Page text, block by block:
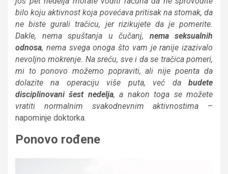
bilo koju aktivnost koja povećava pritisak na stomak, da
ne biste gurali tračicu, jer rizikujete da je pomerite.
Dakle, nema spuštanja u čučanj, nema seksualnih
odnosa, nema svega onoga što vam je ranije izazivalo
nevoljno mokrenje. Na sreću, sve i da se tračica pomeri,
mi to ponovo možemo popraviti, ali nije poenta da
dolazite na operaciju više puta, već da budete
disciplinovani šest nedelja, a nakon toga se možete
vratiti normalnim svakodnevnim aktivnostima –
napominje doktorka.
Ponovo rođene